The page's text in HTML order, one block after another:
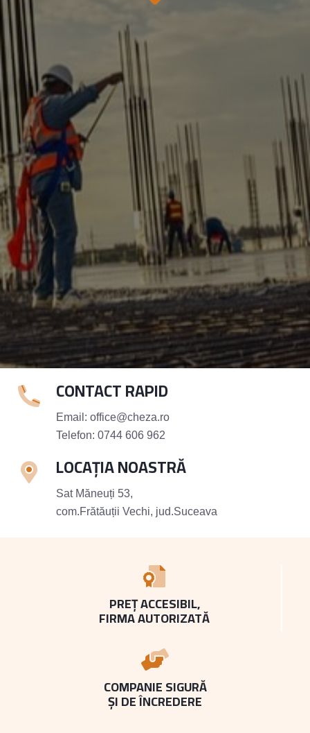
CONTACT RAPID
Email: office@cheza.ro
Telefon: 0744 606 962
LOCAȚIA NOASTRĂ
Sat Măneuți 53,
com.Frătăuții Vechi, jud.Suceava
PREȚ ACCESIBIL,
FIRMA AUTORIZATĂ
COMPANIE SIGURĂ
ȘI DE ÎNCREDERE